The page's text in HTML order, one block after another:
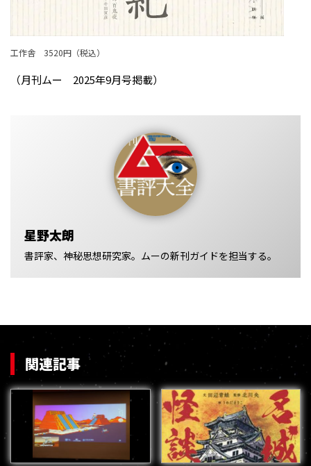
工作舎 3520円（税込）
（月刊ムー 2025年9月号掲載）
星野太朗
書評家、神秘思想研究家。ムーの新刊ガイドを担当する。
関連記事